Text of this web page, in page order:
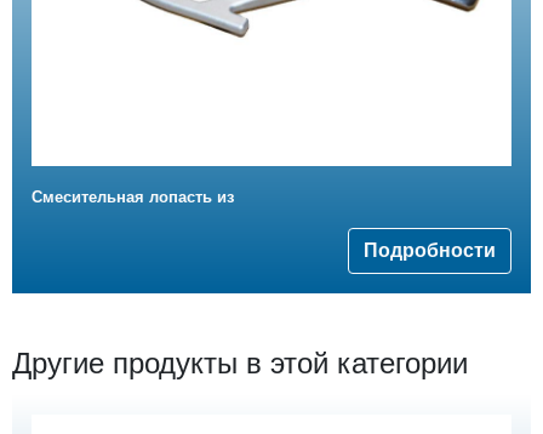
Смесительная лопасть из
Подробности
Другие продукты в этой категории